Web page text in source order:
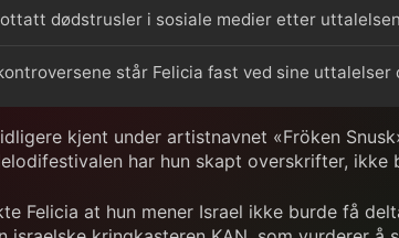
dødstrusler i sosiale medier etter
står Felicia fast ved sine uttalelser
kjent under artistnavnet «Fröken
har hun skapt overskrifter,
Felicia at hun mener Israel ikke burde få